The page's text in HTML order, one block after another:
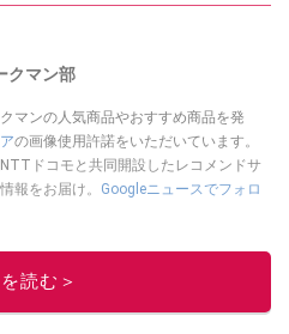
クマン部
マンの人気商品やおすすめ商品を発
の画像使用許諾をいただいています。
ドコモと共同開設したレコメンドサ
報をお届け。 Googleニュースでフォロ
イチオシストの他の記事を読む
読む＞